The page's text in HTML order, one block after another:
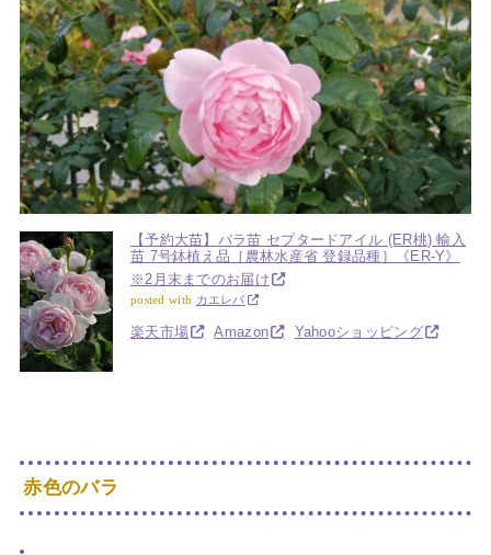
【予約大苗】バラ苗 セプタードアイル (ER桃) 輸入
苗 7号鉢植え品［農林水産省 登録品種］《ER-Y》
※2月末までのお届け
posted with カエレバ
楽天市場 Amazon Yahooショッピング
赤色のバラ